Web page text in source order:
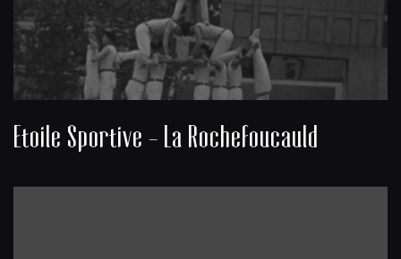
Etoile Sportive - La Rochefoucauld